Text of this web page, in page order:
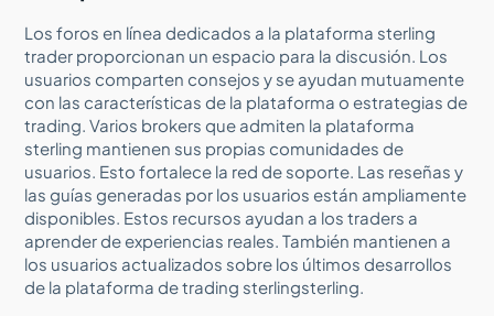
Los foros en línea dedicados a la plataforma sterling
trader proporcionan un espacio para la discusión. Los
usuarios comparten consejos y se ayudan mutuamente
con las características de la plataforma o estrategias de
trading. Varios brokers que admiten la plataforma
sterling mantienen sus propias comunidades de
usuarios. Esto fortalece la red de soporte. Las reseñas y
las guías generadas por los usuarios están ampliamente
disponibles. Estos recursos ayudan a los traders a
aprender de experiencias reales. También mantienen a
los usuarios actualizados sobre los últimos desarrollos
de la plataforma de trading sterlingsterling.